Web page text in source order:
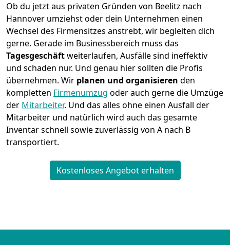
Ob du jetzt aus privaten Gründen von Beelitz nach
Hannover umziehst oder dein Unternehmen einen
Wechsel des Firmensitzes anstrebt, wir begleiten dich
gerne. Gerade im Businessbereich muss das
Tagesgeschäftweiterlaufen, Ausfälle sind ineffektiv
und schaden nur. Und genau hier sollten die Profis
übernehmen. Wir planen und organisieren den
kompletten Firmenumzug oder auch gerne die Umzüge
der Mitarbeiter. Und das alles ohne einen Ausfall der
Mitarbeiter und natürlich wird auch das gesamte
Inventar schnell sowie zuverlässig von A nach B
transportiert.
Kostenloses Angebot erhalten